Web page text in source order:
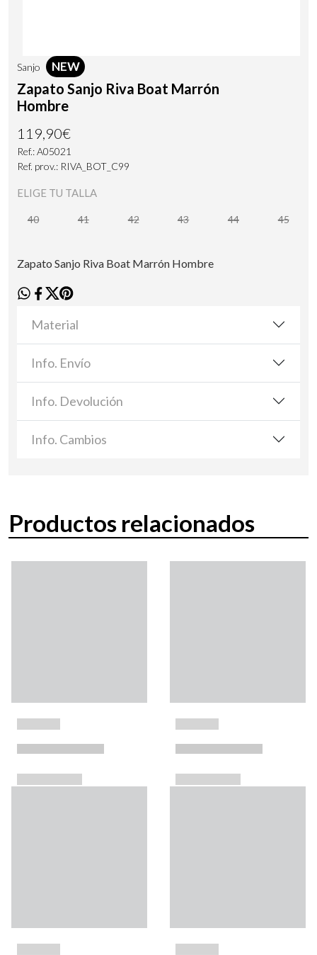
Sanjo NEW
Zapato Sanjo Riva Boat Marrón
Hombre
119,90€
Ref.: A05021
Ref. prov.: RIVA_BOT_C99
ELIGE TU TALLA
40 41 42 43 44 45
Zapato Sanjo Riva Boat Marrón Hombre
Material
Info. Envío
Info. Devolución
Info. Cambios
Productos relacionados